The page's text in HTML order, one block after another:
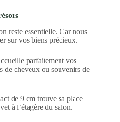
reste essentielle. Car nous
sur vos biens précieux.
parfaitement vos
de cheveux ou souvenirs de
de 9 cm trouve sa place
à l’étagère du salon.